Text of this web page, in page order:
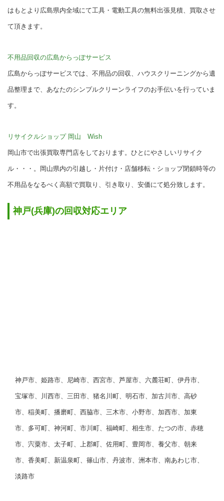
はもとより広島県内全域にて工具・電動工具の無料出張見積、買取させ
て頂きます。
不用品回収の広島からっぽサービス
広島からっぽサービスでは、不用品の回収、ハウスクリーニングから遺
品整理まで、あなたのシンプルクリーンライフのお手伝いを行っていま
す。
リサイクルショップ 岡山 Wish
岡山市で出張買取専門店をしております。ひとにやさしいリサイク
ル・・・。岡山県内の引越し・片付け・店舗移転・ショップ閉鎖時等の
不用品をなるべく高額で買取り、引き取り、安価にて処分致します。
神戸(兵庫)の回収対応エリア
神戸市、姫路市、尼崎市、西宮市、芦屋市、六麓荘町、伊丹市、
宝塚市、川西市、三田市、猪名川町、明石市、加古川市、高砂
市、稲美町、播磨町、西脇市、三木市、小野市、加西市、加東
市、多可町、神河町、市川町、福崎町、相生市、たつの市、赤穂
市、宍粟市、太子町、上郡町、佐用町、豊岡市、養父市、朝来
市、香美町、新温泉町、篠山市、丹波市、洲本市、南あわじ市、
淡路市